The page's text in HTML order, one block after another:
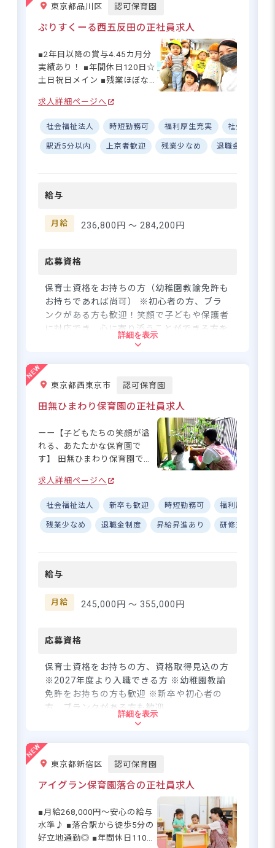
す。特別なスキルや資格がな
くてもご応募いただけます◎
らしいライフスタイルを保ち
ながら働けます】 勤務時間は
14:00〜18:00の午後シフト♪
ので、家事や育児、自分の時
す☆ 週3日以上から相談できる
ので、「いきなりフルタイム
は不安…」という方にもぴった
れるうれしいポイントです。
東京メトロ丸ノ内線「中野富士見町駅」
京王バス「南台交差点」下車徒歩1分
祝休みで私生活と両立しやすい！
紹介を受ける
東京都品川区 認可保育園
ぷりすくーる西五反田の正社員求人
■2年目以降の賞与4.45カ月分
実績あり！ ■年間休日120日☆
土日祝日メイン ■残業ほぼな
UP！ ■借上げ社宅制度あり♪
月額最大82,000円まで補助 ー
ー【笑顔あふれる！0〜5歳児
の成長を見守る総合施設】 子
育て支援センターと幼児教
もたちの成長をサポート♪ 1年
豊富で、子どもたちの笑顔が
あふれる毎日です☆ 20代〜50
在籍し、みんなで意見を出し
践しています！ ーー【安心の
研修制度＆働きやすさ抜群の
環境】 未経験者やブランクが
ある方も安心の充実した研修
制度をご用意！区の研修案内
選んで学べます◎ 複数担任制
による業務分担や保育システ
ムの導入で、持ち帰り仕事な
しの働きやすい環境です♪ 産
勤務相談可など、長く活躍で
きるサポート体制も整ってい
ます☆ 職員同士の仲が良く、
なたをお待ちしています！
求人詳細ページへ
社会福祉法人 時短勤務可 福利厚生充実 社会保険完
駅近5分以内 上京者歓迎 残業少なめ 退職金制度
給与
月給 236,800円 〜 284,200円
応募資格
保育士資格をお持ちの方（幼稚園教諭免許も
お持ちであれば尚可） ※初心者の方、ブラ
ンクがある方も歓迎！笑顔で子どもや保護者
に対応でき、心に寄り添うことができる方を
お待ちしています。
東京都品川区西五反田3-9-9
JR山手線「五反田駅」より徒歩8分
東急目黒線「不動前駅」より徒歩5分
■自転車通勤可（無料駐輪場あり）
幼保一体型の総合施設！2年目から
さらに詳しい
求人情報へ
詳細を表示
東京都西東京市 認可保育園
田無ひまわり保育園の正社員求人
ーー【子どもたちの笑顔が溢
れる、あたたかな保育園で
す】 田無ひまわり保育園で
切にした保育を実践していま
す♪ 社会福祉法人てつなぎの
会が運営する当園は、アット
ホームな雰囲気の中で子ども
たちの成長をサポート。保育
歳から5歳児までの担任とし
た！」の瞬間に立ち会える喜
びを一緒に分かち合いません
る方も大歓迎です◎ ーー【あ
添う働きやすい環境】 賞与年4
ヶ月分の安定収入が魅力！さ
らに早遅手当や土日祝日手当
など各種手当も充実していま
す♪ 残業は月平均5.5時間と少
率・復帰率は100％で、お子さ
んの体調不良や行事による休
みも相談可能☆ 時短勤務制度
もあり、ワークライフバラン
る環境です◎
求人詳細ページへ
社会福祉法人 新卒も歓迎 時短勤務可 福利厚生充実
残業少なめ 退職金制度 昇給昇進あり 研修充実
給与
月給 245,000円 〜355,000円
応募資格
保育士資格をお持ちの方、資格取得見込の方
※2027年度より入職できる方 ※幼稚園教諭
免許をお持ちの方も歓迎 ※新卒や初心者の
方、ブランクがある方も歓迎
住所
東京都西東京市田無町7-2-21
西武新宿線「田無駅」より徒歩15分
■マイカー・バイク・自転車通勤OK（無
料駐輪場あり、駐車場代補助（月2万円）
詳細を表示
東京都新宿区 認可保育園
アイグラン保育園落合の正社員求人
■月給268,000円～安心の給与
水準♪ ■落合駅から徒歩5分の
好立地通勤◎ ■年間休日110日